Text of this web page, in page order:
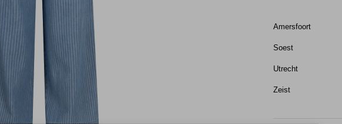
Amersfoort
Soest
Utrecht
Zeist